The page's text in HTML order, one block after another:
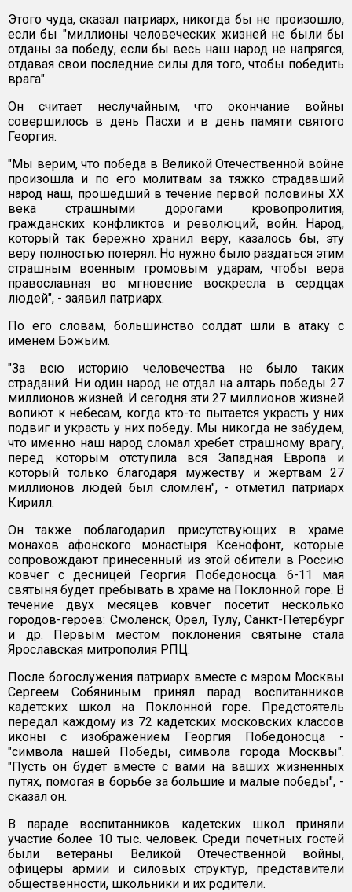
Этого чуда, сказал патриарх, никогда бы не произошло,
если бы "миллионы человеческих жизней не были бы
отданы за победу, если бы весь наш народ не напрягся,
отдавая свои последние силы для того, чтобы победить
врага".
Он считает неслучайным, что окончание войны
совершилось в день Пасхи и в день памяти святого
Георгия.
"Мы верим, что победа в Великой Отечественной войне
произошла и по его молитвам за тяжко страдавший
народ наш, прошедший в течение первой половины XX
века страшными дорогами кровопролития,
гражданских конфликтов и революций, войн. Народ,
который так бережно хранил веру, казалось бы, эту
веру полностью потерял. Но нужно было раздаться этим
страшным военным громовым ударам, чтобы вера
православная во мгновение воскресла в сердцах
людей", - заявил патриарх.
По его словам, большинство солдат шли в атаку с
именем Божьим.
"За всю историю человечества не было таких
страданий. Ни один народ не отдал на алтарь победы 27
миллионов жизней. И сегодня эти 27 миллионов жизней
вопиют к небесам, когда кто-то пытается украсть у них
подвиг и украсть у них победу. Мы никогда не забудем,
что именно наш народ сломал хребет страшному врагу,
перед которым отступила вся Западная Европа и
который только благодаря мужеству и жертвам 27
миллионов людей был сломлен", - отметил патриарх
Кирилл.
Он также поблагодарил присутствующих в храме
монахов афонского монастыря Ксенофонт, которые
сопровождают принесенный из этой обители в Россию
ковчег с десницей Георгия Победоносца. 6-11 мая
святыня будет пребывать в храме на Поклонной горе. В
течение двух месяцев ковчег посетит несколько
городов-героев: Смоленск, Орел, Тулу, Санкт-Петербург
и др. Первым местом поклонения святыне стала
Ярославская митрополия РПЦ.
После богослужения патриарх вместе с мэром Москвы
Сергеем Собяниным принял парад воспитанников
кадетских школ на Поклонной горе. Предстоятель
передал каждому из 72 кадетских московских классов
иконы с изображением Георгия Победоносца -
"символа нашей Победы, символа города Москвы".
"Пусть он будет вместе с вами на ваших жизненных
путях, помогая в борьбе за большие и малые победы", -
сказал он.
В параде воспитанников кадетских школ приняли
участие более 10 тыс. человек. Среди почетных гостей
были ветераны Великой Отечественной войны,
офицеры армии и силовых структур, представители
общественности, школьники и их родители.